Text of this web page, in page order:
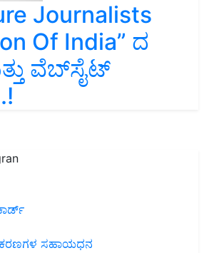
Journalists
Of India” ದ
ವೆಬ್‌ಸೈಟ್‌
ಸಹಾಯಧನ